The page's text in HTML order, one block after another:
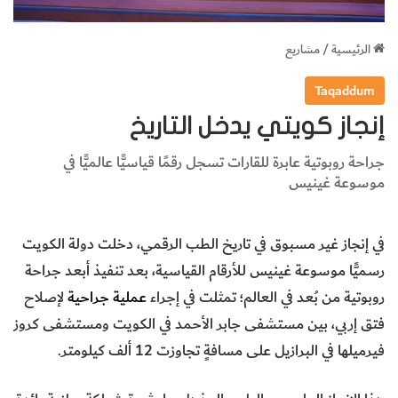
الرئيسية/مشاريع
Taqaddum
إنجاز كويتي يدخل التاريخ
جراحة روبوتية عابرة للقارات تسجل رقمًا قياسيًّا عالميًّا في
موسوعة غينيس
في إنجاز غير مسبوق في تاريخ الطب الرقمي، دخلت دولة الكويت
رسميًّا موسوعة غينيس للأرقام القياسية، بعد تنفيذ أبعد جراحة
روبوتية من بُعد في العالم؛ تمثلت في إجراءعملية جراحيةلإصلاح
فتق إربي، بين مستشفى جابر الأحمد في الكويت ومستشفى كروز
فيرميلها في البرازيل على مسافةٍ تجاوزت 12 ألف كيلومتر.